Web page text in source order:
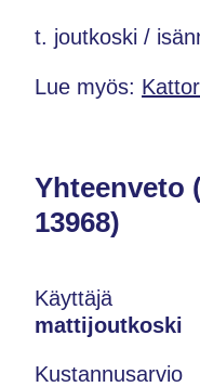
t. joutkoski /
Lue myös:
Yhteenveto
13968)
Käyttäjä
mattijoutkoski
Kustannusarvio